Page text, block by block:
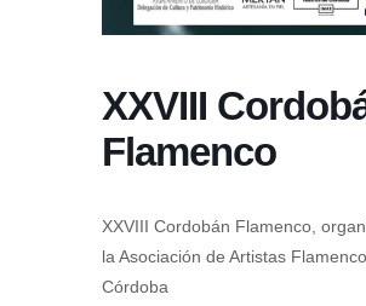
XXVIII
Flamenco
XXVIII Cordobán Flamenco,
la Asociación de Artistas
Córdoba